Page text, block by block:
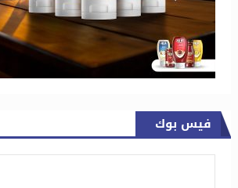
فيس بوك